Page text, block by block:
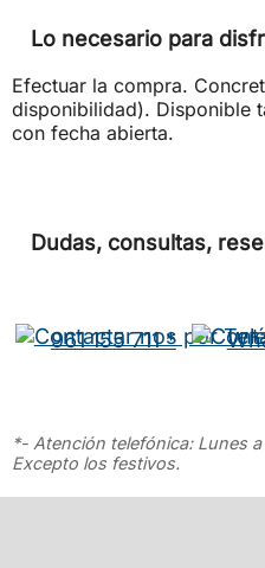
Lo necesario para
Efectuar la compra.
disponibilidad). Disponible
con fecha abierta.
Dudas, consultas,
961 155 711 *
*- Atención telefónica: Lunes
Excepto los festivos.